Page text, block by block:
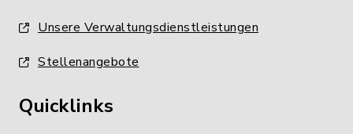
Unsere Verwaltungsdienstleistungen
Stellenangebote
Quicklinks